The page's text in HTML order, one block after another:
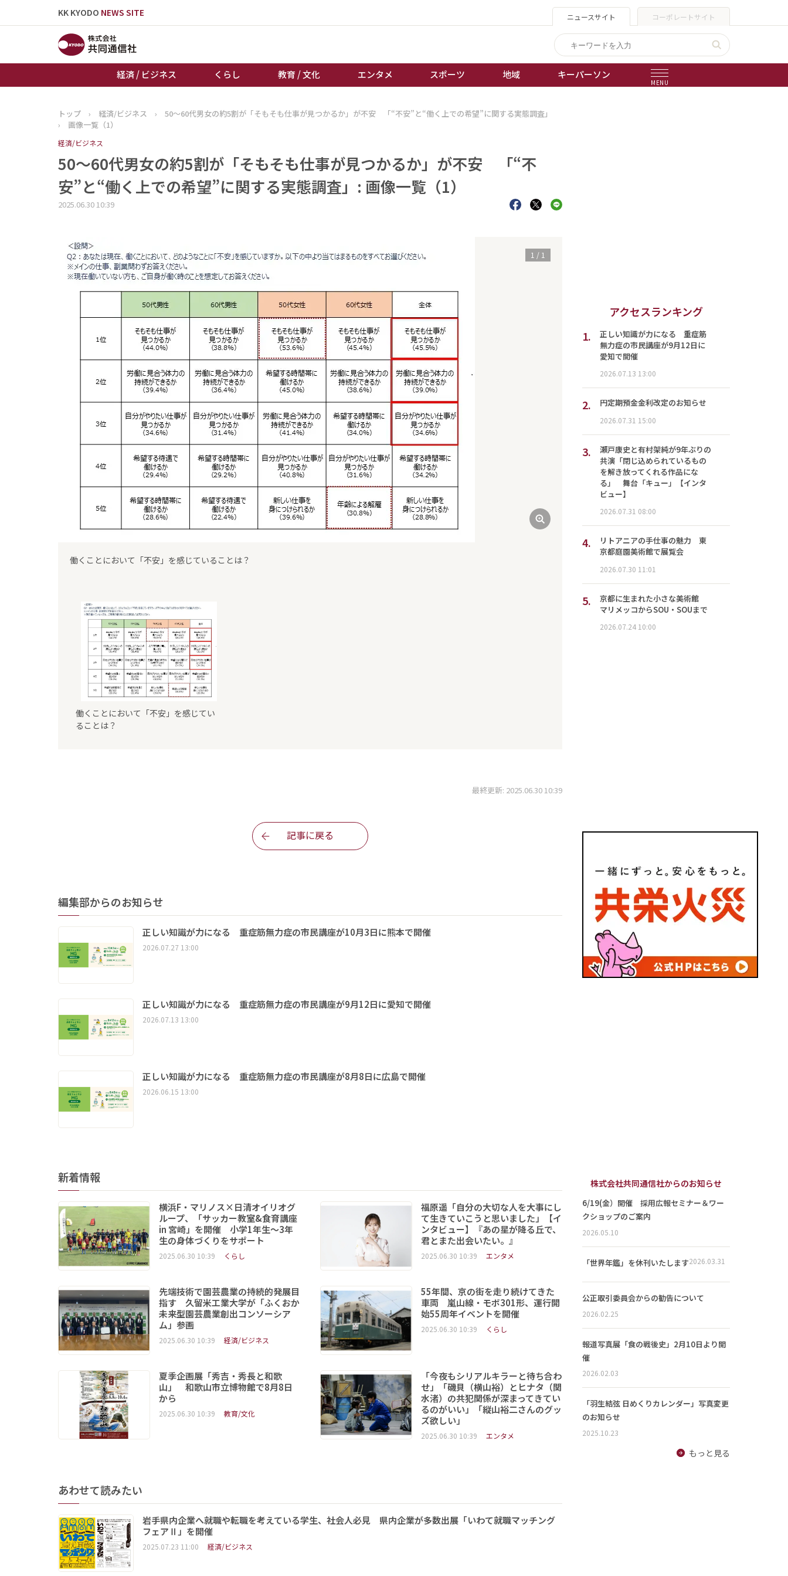
KK KYODO NEWS SITE ニュースサイト コーポレートサイト
経済 / ビジネス くらし 教育 / 文化 エンタメ スポーツ 地域 キーパーソン
MENU
トップページ
経済 / ビジネス
エンタメ
スポーツ
誰もが輝いて働く社会へ
競輪
ボートレース
トップ › 経済/ビジネス ›
50～60代男女の約5割が「そもそも仕事が見つかるか」が不安 「“不安”と“働く上での希望”に関する実態調査」
›
画像一覧（1）
経済/ビジネス
50～60代男女の約5割が「そもそも仕事が見つかるか」が不安 「“不
安”と“働く上での希望”に関する実態調査」: 画像一覧（1）
2025.06.30 10:39
働くことにおいて「不安」を感じていることは？
1 / 1
働くことにおいて「不安」を感じてい
ることは？
最終更新: 2025.06.30 10:39
記事に戻る
編集部からのお知らせ
正しい知識が力になる 重症筋無力症の市民講座が10月3日に熊本で開催
2026.07.27 13:00
正しい知識が力になる 重症筋無力症の市民講座が9月12日に愛知で開催
2026.07.13 13:00
正しい知識が力になる 重症筋無力症の市民講座が8月8日に広島で開催
2026.06.15 13:00
新着情報
横浜F・マリノス×日清オイリオグ
ループ、「サッカー教室&食育講座
in 宮崎」を開催 小学1年生～3年
生の身体づくりをサポート
2025.06.30 10:39 くらし
福原遥「自分の大切な人を大事にし
て生きていこうと思いました」【イ
ンタビュー】『あの星が降る丘で、
君とまた出会いたい。』
2025.06.30 10:39 エンタメ
先端技術で園芸農業の持続的発展目
指す 久留米工業大学が「ふくおか
未来型園芸農業創出コンソーシア
ム」参画
2025.06.30 10:39 経済/ビジネス
55年間、京の街を走り続けてきた
車両 嵐山線・モボ301形、運行開
始55周年イベントを開催
2025.06.30 10:39 くらし
夏季企画展「秀吉・秀長と和歌
山」 和歌山市立博物館で8月8日
から
2025.06.30 10:39 教育/文化
「今夜もシリアルキラーと待ち合わ
せ」「磯貝（横山裕）とヒナタ（関
水渚）の共犯関係が深まってきてい
るのがいい」「縦山裕二さんのグッ
ズ欲しい」
2025.06.30 10:39 エンタメ
あわせて読みたい
岩手県内企業へ就職や転職を考えている学生、社会人必見 県内企業が多数出展「いわて就職マッチング
フェアⅡ」を開催
2025.07.23 11:00 経済/ビジネス
アクセスランキング
1.
正しい知識が力になる 重症筋
無力症の市民講座が9月12日に
愛知で開催
2026.07.13 13:00
2. 円定期預金金利改定のお知らせ
2026.07.31 15:00
3.
瀬戸康史と有村架純が9年ぶりの
共演「閉じ込められているもの
を解き放ってくれる作品にな
る」 舞台「キュー」【インタ
ビュー】
2026.07.31 08:00
4.
リトアニアの手仕事の魅力 東
京都庭園美術館で展覧会
2026.07.30 11:01
5.
京都に生まれた小さな美術館
マリメッコからSOU・SOUまで
2026.07.24 10:00
株式会社共同通信社からのお知らせ
6/19(金）開催 採用広報セミナー＆ワー
クショップのご案内
2026.05.10
「世界年鑑」を休刊いたします2026.03.31
公正取引委員会からの勧告について
2026.02.25
報道写真展「食の戦後史」2月10日より開
催
2026.02.03
「羽生結弦 日めくりカレンダー」写真変更
のお知らせ
2025.10.23
もっと見る